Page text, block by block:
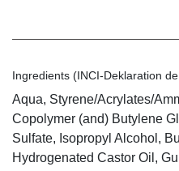
Ingredients (INCI-Deklaration
Aqua, Styrene/Acrylates/
Copolymer (and) Butylene
Sulfate, Isopropyl Alcohol,
Hydrogenated Castor Oil,